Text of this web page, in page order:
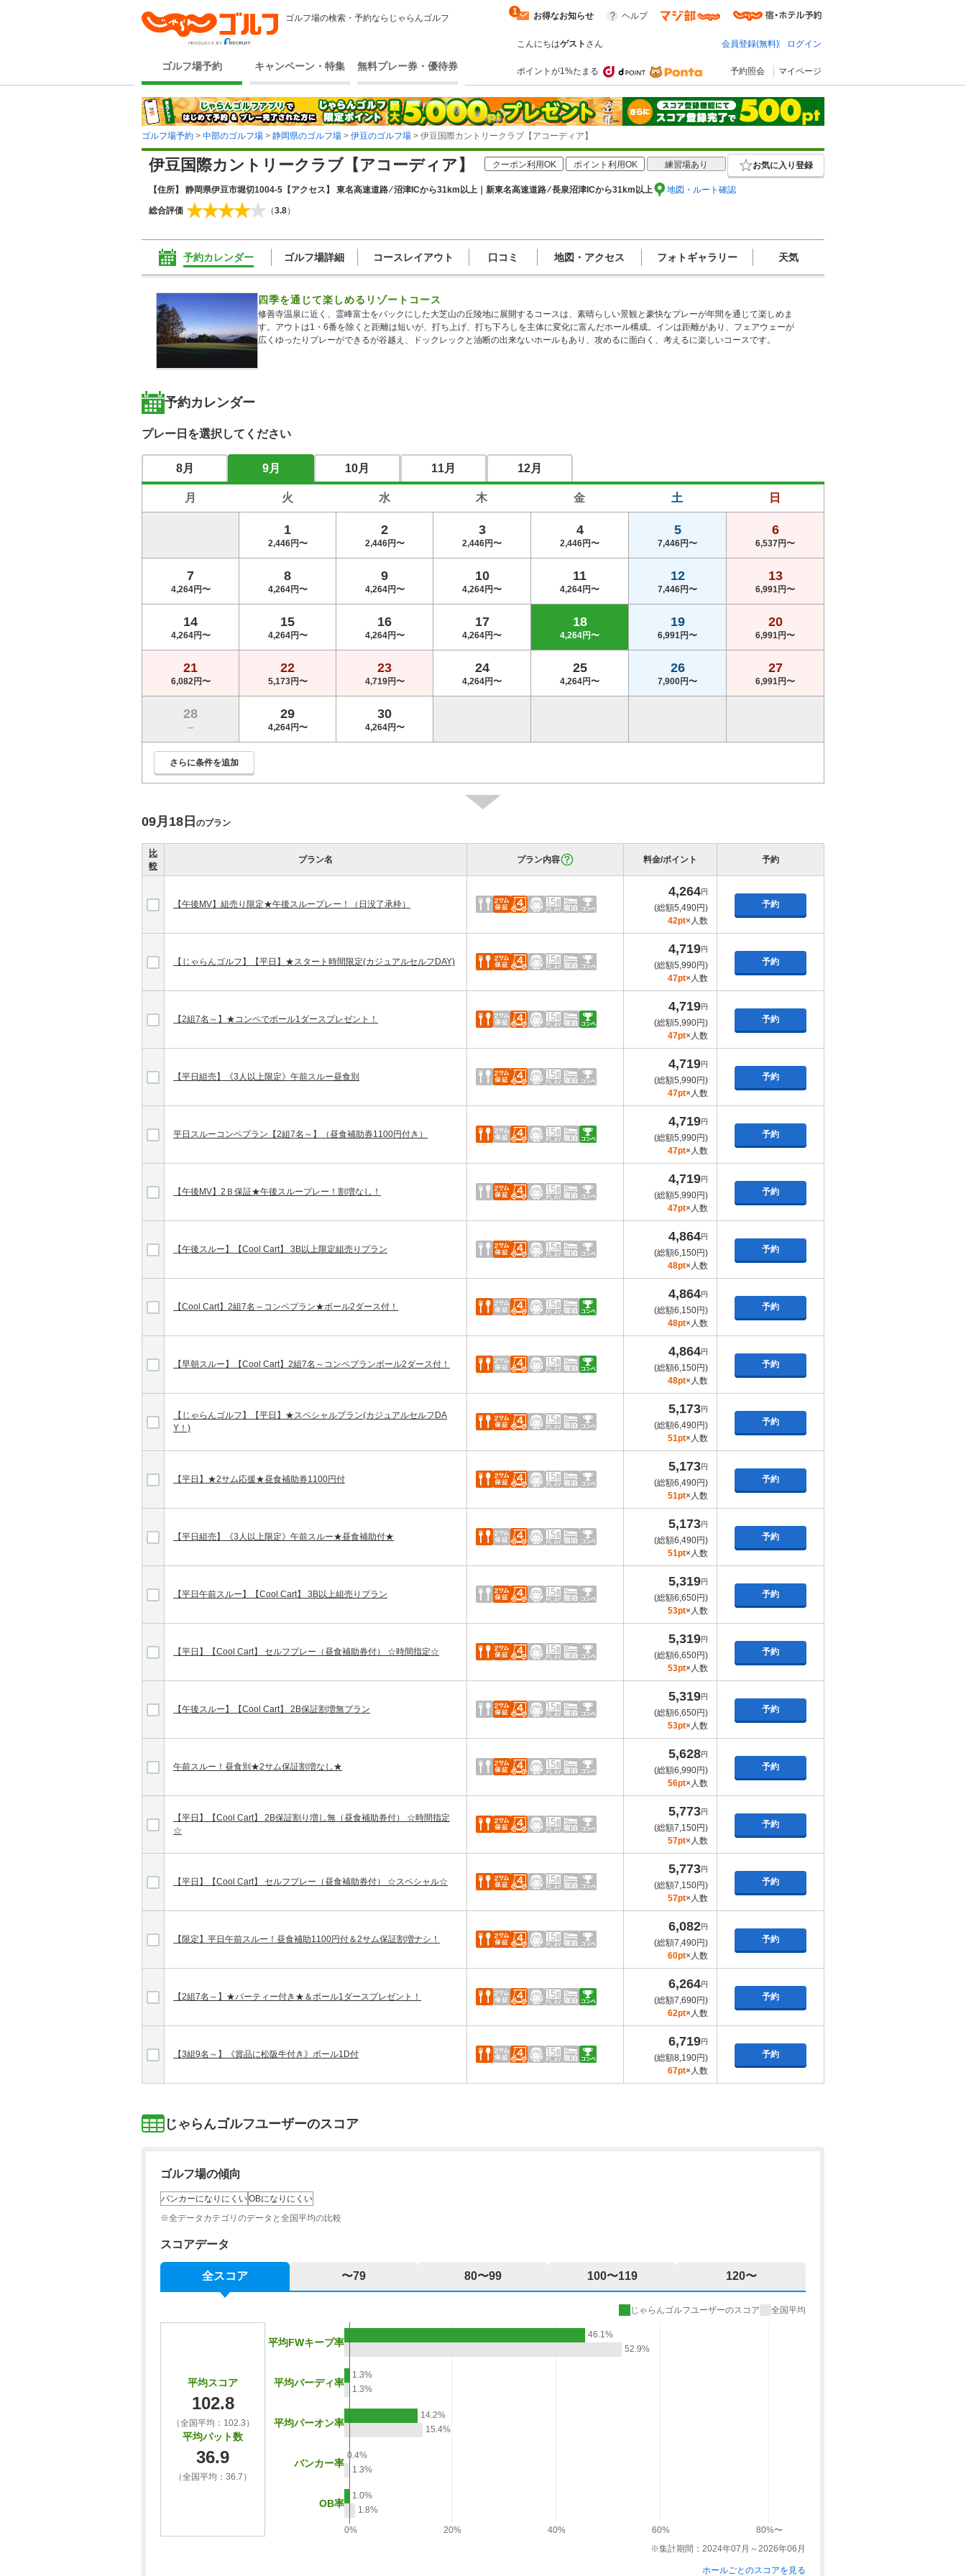
ゴルフ場の検索・予約ならじゃらんゴルフ
ゴルフ場予約 キャンペーン・特集 無料プレー券・優待券
お得なお知らせ
1 ヘルプ
こんにちはゲスト さん 会員登録(無料) ログイン
ポイントが1%たまる 予約照会 マイページ
ゴルフ場予約 > 中部のゴルフ場 > 静岡県のゴルフ場 > 伊豆のゴルフ場 > 伊豆国際カントリークラブ【アコーディア】
伊豆国際カントリークラブ【アコーディア】 クーポン利用OK ポイント利用OK 練習場あり お気に入り登録
【住所】 静岡県伊豆市堀切1004-5 【アクセス】 東名高速道路 ⁄ 沼津ICから31km以上｜新東名高速道路 ⁄ 長泉沼津ICから31km以上 地図・ルート確認
総合評価 （3.8）
予約カレンダー ゴルフ場詳細 コースレイアウト 口コミ 地図・アクセス フォトギャラリー 天気
四季を通じて楽しめるリゾートコース
修善寺温泉に近く、霊峰富士をバックにした大芝山の丘陵地に展開するコースは、素晴らしい景観と豪快なプレーが年間を通じて楽しめま
す。アウトは1・6番を除くと距離は短いが、打ち上げ、打ち下ろしを主体に変化に富んだホール構成。インは距離があり、フェアウェーが
広くゆったりプレーができるが谷越え、ドックレックと油断の出来ないホールもあり、攻めるに面白く、考えるに楽しいコースです。
予約カレンダー
プレー日を選択してください
8月 9月 10月 11月 12月
月 火 水 木 金 土 日
1
2,446円〜
2
2,446円〜
3
2,446円〜
4
2,446円〜
5
7,446円〜
6
6,537円〜
7
4,264円〜
8
4,264円〜
9
4,264円〜
10
4,264円〜
11
4,264円〜
12
7,446円〜
13
6,991円〜
14
4,264円〜
15
4,264円〜
16
4,264円〜
17
4,264円〜
18
4,264円〜
19
6,991円〜
20
6,991円〜
21
6,082円〜
22
5,173円〜
23
4,719円〜
24
4,264円〜
25
4,264円〜
26
7,900円〜
27
6,991円〜
28
--
29
4,264円〜
30
4,264円〜
さらに条件を追加
09月18日 のプラン
比
較
プラン名 プラン内容 料金/ポイント 予約
【午後MV】組売り限定★午後スループレー！（日没了承枠）
4,264円
(総額5,490円)
42pt×人数
予約
【じゃらんゴルフ】【平日】★スタート時間限定(カジュアルセルフDAY)
4,719円
(総額5,990円)
47pt×人数
予約
【2組7名～】★コンペでボール1ダースプレゼント！
4,719円
(総額5,990円)
47pt×人数
予約
【平日組売】《3人以上限定》午前スルー昼食別
4,719円
(総額5,990円)
47pt×人数
予約
平日スルーコンペプラン【2組7名～】（昼食補助券1100円付き）
4,719円
(総額5,990円)
47pt×人数
予約
【午後MV】2Ｂ保証★午後スループレー！割増なし！
4,719円
(総額5,990円)
47pt×人数
予約
【午後スルー】【Cool Cart】 3B以上限定組売りプラン
4,864円
(総額6,150円)
48pt×人数
予約
【Cool Cart】2組7名～コンペプラン★ボール2ダース付！
4,864円
(総額6,150円)
48pt×人数
予約
【早朝スルー】【Cool Cart】2組7名～コンペプランボール2ダース付！
4,864円
(総額6,150円)
48pt×人数
予約
【じゃらんゴルフ】【平日】★スペシャルプラン(カジュアルセルフDA
Y！)
5,173円
(総額6,490円)
51pt×人数
予約
【平日】★2サム応援★昼食補助券1100円付
5,173円
(総額6,490円)
51pt×人数
予約
【平日組売】《3人以上限定》午前スルー★昼食補助付★
5,173円
(総額6,490円)
51pt×人数
予約
【平日午前スルー】【Cool Cart】 3B以上組売りプラン
5,319円
(総額6,650円)
53pt×人数
予約
【平日】【Cool Cart】 セルフプレー（昼食補助券付） ☆時間指定☆
5,319円
(総額6,650円)
53pt×人数
予約
【午後スルー】【Cool Cart】 2B保証割増無プラン
5,319円
(総額6,650円)
53pt×人数
予約
午前スルー！昼食別★2サム保証割増なし★
5,628円
(総額6,990円)
56pt×人数
予約
【平日】【Cool Cart】 2B保証割り増し無（昼食補助券付） ☆時間指定
☆
5,773円
(総額7,150円)
57pt×人数
予約
【平日】【Cool Cart】 セルフプレー（昼食補助券付） ☆スペシャル☆
5,773円
(総額7,150円)
57pt×人数
予約
【限定】平日午前スルー！昼食補助1100円付＆2サム保証割増ナシ！
6,082円
(総額7,490円)
60pt×人数
予約
【2組7名～】★パーティー付き★＆ボール1ダースプレゼント！
6,264円
(総額7,690円)
62pt×人数
予約
【3組9名～】《賞品に松阪牛付き》ボール1D付
6,719円
(総額8,190円)
67pt×人数
予約
じゃらんゴルフユーザーのスコア
ゴルフ場の傾向
バンカーになりにくいOBになりにくい
※全データカテゴリのデータと全国平均の比較
スコアデータ
全スコア 〜79 80〜99 100〜119 120〜
じゃらんゴルフユーザーのスコア 全国平均
平均スコア
102.8
（全国平均：102.3）
平均パット数
36.9
（全国平均：36.7）
平均FWキープ率
46.1%
52.9%
平均バーディ率
1.3%
1.3%
平均パーオン率
14.2%
15.4%
バンカー率
0.4%
1.3%
OB率
1.0%
1.8%
0%
20% 40% 60%
80%〜
※集計期間：2024年07月～2026年06月
ホールごとのスコアを見る